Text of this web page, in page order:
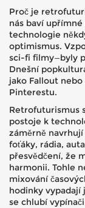
Proč je
nás baví
technologie
optimismus.
sci-fi filmy—byly
Dnešní
jako Fallout
Pinterestu.
Retrofuturismus
postoje k
záměrně
foťáky, rádia,
přesvědčení, že
harmonii. Tohle
mixování
hodinky vypadají
se chlubí